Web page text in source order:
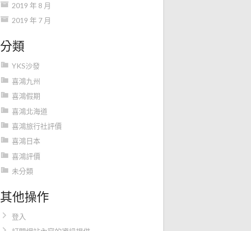
2019 年 8 月
2019 年 7 月
分類
YKS沙發
喜鴻九州
喜鴻假期
喜鴻北海道
喜鴻旅行社評價
喜鴻日本
喜鴻評價
未分類
其他操作
登入